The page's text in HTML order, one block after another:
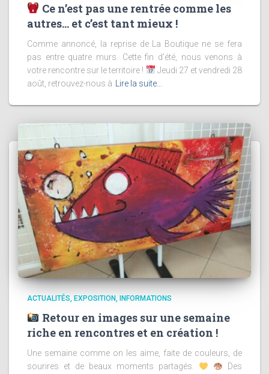
Ce n’est pas une rentrée comme les
autres… et c’est tant mieux !
Comme annoncé, la reprise de La Boutique ne se fera
pas entre quatre murs. Cette fin d’été, nous venons à
votre rencontre sur le territoire !
Jeudi 27 et vendredi 28
août, retrouvez-nous à
Lire la suite…
ACTUALITÉS EXPOSITION INFORMATIONS
Retour en images sur une semaine
riche en rencontres et en création !
Une semaine comme on les aime, faite de couleurs, de
sourires et de beaux moments partagés.
Des